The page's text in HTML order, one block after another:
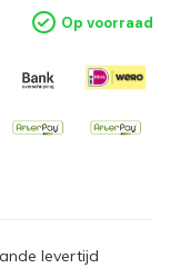
Op voorraad
levertijd